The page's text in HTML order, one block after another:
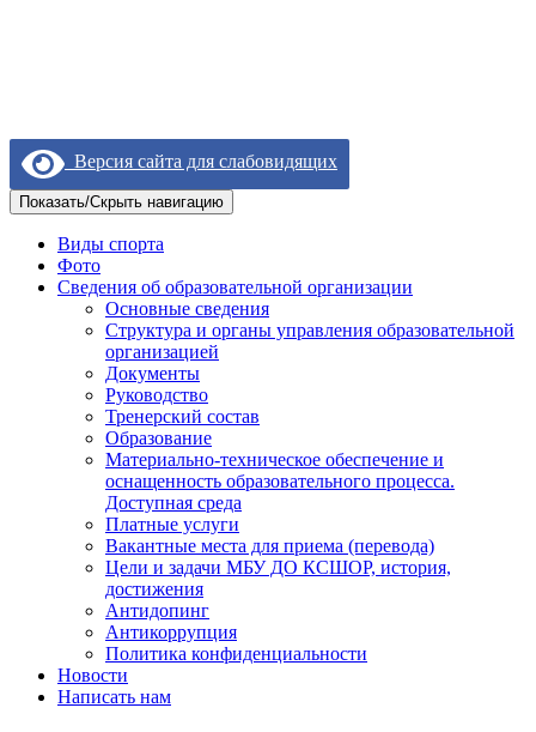
Версия сайта для слабовидящих
Показать/Скрыть навигацию
Виды спорта
Фото
Сведения об образовательной организации
Основные сведения
Структура и органы управления образовательной
организацией
Документы
Руководство
Тренерский состав
Образование
Материально-техническое обеспечение и
оснащенность образовательного процесса.
Доступная среда
Платные услуги
Вакантные места для приема (перевода)
Цели и задачи МБУ ДО КСШОР, история,
достижения
Антидопинг
Антикоррупция
Политика конфиденциальности
Новости
Написать нам